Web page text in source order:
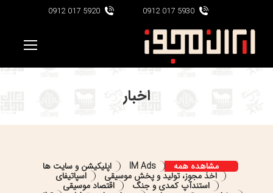
5930 017 0912
5920 017 0912
اخبار
مشاهده همه IM Ads اپلیکیشن و سایت ها
اخذ مجوز، تولید و پخش موسیقی اسپاتیفای
استندآپ کمدی و جنگ اقتصاد موسیقی